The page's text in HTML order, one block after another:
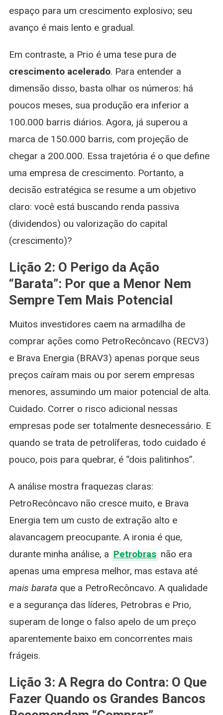
espaço para um crescimento explosivo; seu
avanço é mais lento e gradual.
Em contraste, a Prio é uma tese pura de
crescimento acelerado. Para entender a
dimensão disso, basta olhar os números: há
poucos meses, sua produção era inferior a
100.000 barris diários. Agora, já superou a
marca de 150.000 barris, com projeção de
chegar a 200.000. Essa trajetória é o que define
uma empresa de crescimento. Portanto, a
decisão estratégica se resume a um objetivo
claro: você está buscando renda passiva
(dividendos) ou valorização do capital
(crescimento)?
Lição 2: O Perigo da Ação
“Barata”: Por que a Menor Nem
Sempre Tem Mais Potencial
Muitos investidores caem na armadilha de
comprar ações como PetroRecôncavo (RECV3)
e Brava Energia (BRAV3) apenas porque seus
preços caíram mais ou por serem empresas
menores, assumindo um maior potencial de alta.
Cuidado. Correr o risco adicional nessas
empresas pode ser totalmente desnecessário. E
quando se trata de petrolíferas, todo cuidado é
pouco, pois para quebrar, é “dois palitinhos”.
A análise mostra fraquezas claras:
PetroRecôncavo não cresce muito, e Brava
Energia tem um custo de extração alto e
alavancagem preocupante. A ironia é que,
durante minha análise, a Petrobras não era
apenas uma empresa melhor, mas estava até
mais barata que a PetroRecôncavo. A qualidade
e a segurança das líderes, Petrobras e Prio,
superam de longe o falso apelo de um preço
aparentemente baixo em concorrentes mais
frágeis.
Lição 3: A Regra do Contra: O Que
Fazer Quando os Grandes Bancos